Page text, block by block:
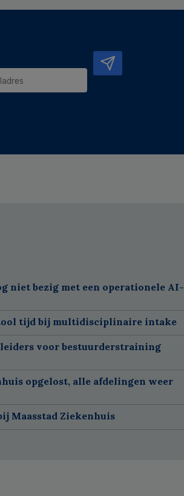
niet bezig met een operationele AI-
tijd bij multidisciplinaire intake
voor bestuurderstraining
opgelost, alle afdelingen weer
Maasstad Ziekenhuis